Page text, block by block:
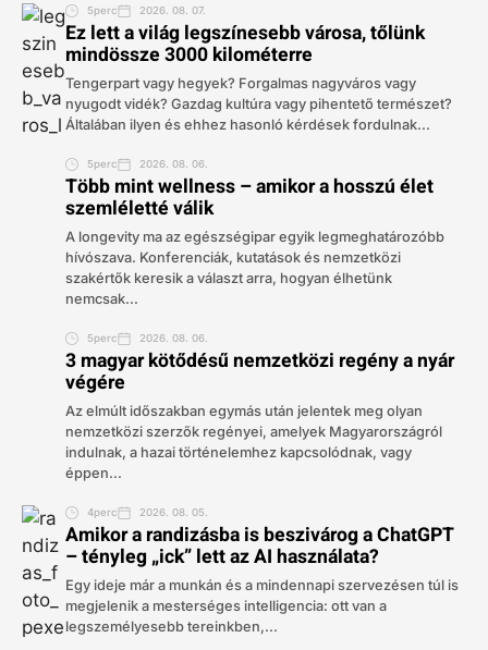
5perc 2026. 08. 07.
Ez lett a világ legszínesebb városa, tőlünk
mindössze 3000 kilométerre
Tengerpart vagy hegyek? Forgalmas nagyváros vagy
nyugodt vidék? Gazdag kultúra vagy pihentető természet?
Általában ilyen és ehhez hasonló kérdések fordulnak...
5perc 2026. 08. 06.
Több mint wellness – amikor a hosszú élet
szemléletté válik
A longevity ma az egészségipar egyik legmeghatározóbb
hívószava. Konferenciák, kutatások és nemzetközi
szakértők keresik a választ arra, hogyan élhetünk
nemcsak...
5perc 2026. 08. 06.
3 magyar kötődésű nemzetközi regény a nyár
végére
Az elmúlt időszakban egymás után jelentek meg olyan
nemzetközi szerzők regényei, amelyek Magyarországról
indulnak, a hazai történelemhez kapcsolódnak, vagy
éppen...
4perc 2026. 08. 05.
Amikor a randizásba is beszivárog a ChatGPT
– tényleg „ick” lett az AI használata?
Egy ideje már a munkán és a mindennapi szervezésen túl is
megjelenik a mesterséges intelligencia: ott van a
legszemélyesebb tereinkben,...